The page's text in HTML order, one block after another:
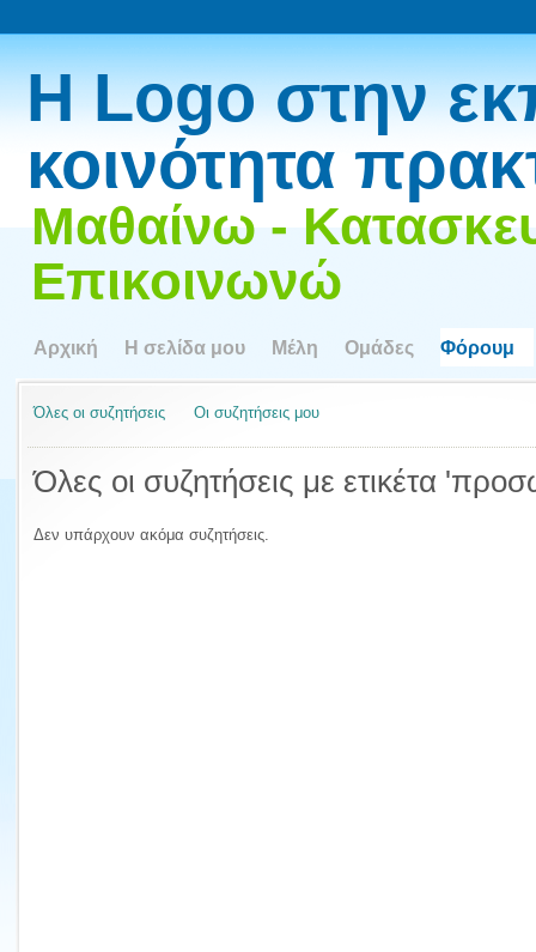
Η Logo στην
κοινότητα
Μαθαίνω -
Επικοινωνώ
Αρχική Η σελίδα μου Μέλη Ομάδες Φόρουμ
Όλες οι συζητήσεις Οι συζητήσεις μου
Όλες οι συζητήσεις με ετικέτα
Δεν υπάρχουν ακόμα συζητήσεις.